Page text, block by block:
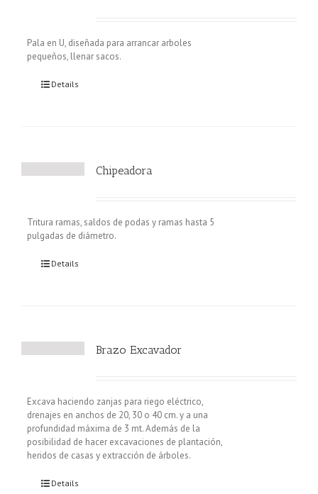
Pala en U, diseñada para arrancar arboles
pequeños, llenar sacos.
Details
Chipeadora
Tritura ramas, saldos de podas y ramas hasta 5
pulgadas de diámetro.
Details
Brazo Excavador
Excava haciendo zanjas para riego eléctrico,
drenajes en anchos de 20, 30 o 40 cm. y a una
profundidad máxima de 3 mt. Además de la
posibilidad de hacer excavaciones de plantación,
heridos de casas y extracción de árboles.
Details